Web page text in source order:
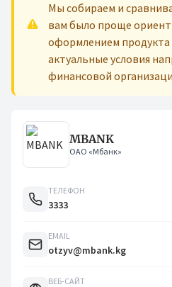
Мы собираем и
вам было проще
оформлением продукта
актуальные условия
финансовой
MBANK
ОАО «Мбанк»
ТЕЛЕФОН
3333
EMAIL
otzyv@mbank.kg
ВЕБ-САЙТ